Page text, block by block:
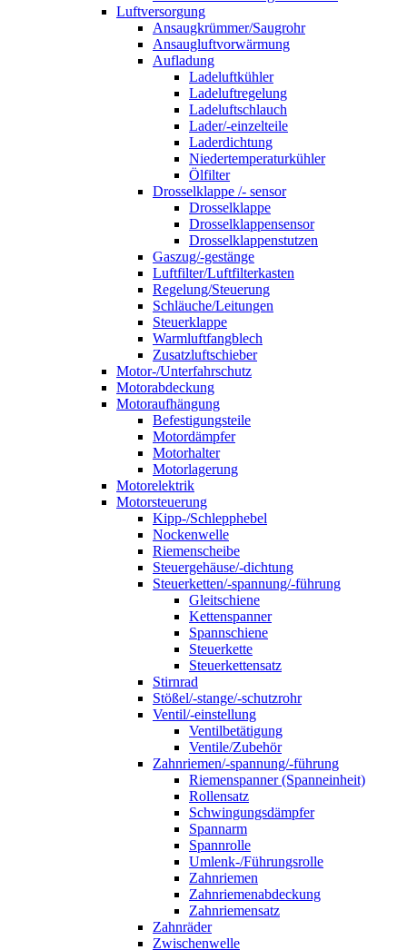
Luftversorgung
Ansaugkrümmer/Saugrohr
Ansaugluftvorwärmung
Aufladung
Ladeluftkühler
Ladeluftregelung
Ladeluftschlauch
Lader/-einzelteile
Laderdichtung
Niedertemperaturkühler
Ölfilter
Drosselklappe /- sensor
Drosselklappe
Drosselklappensensor
Drosselklappenstutzen
Gaszug/-gestänge
Luftfilter/Luftfilterkasten
Regelung/Steuerung
Schläuche/Leitungen
Steuerklappe
Warmluftfangblech
Zusatzluftschieber
Motor-/Unterfahrschutz
Motorabdeckung
Motoraufhängung
Befestigungsteile
Motordämpfer
Motorhalter
Motorlagerung
Motorelektrik
Motorsteuerung
Kipp-/Schlepphebel
Nockenwelle
Riemenscheibe
Steuergehäuse/-dichtung
Steuerketten/-spannung/-führung
Gleitschiene
Kettenspanner
Spannschiene
Steuerkette
Steuerkettensatz
Stirnrad
Stößel/-stange/-schutzrohr
Ventil/-einstellung
Ventilbetätigung
Ventile/Zubehör
Zahnriemen/-spannung/-führung
Riemenspanner (Spanneinheit)
Rollensatz
Schwingungsdämpfer
Spannarm
Spannrolle
Umlenk-/Führungsrolle
Zahnriemen
Zahnriemenabdeckung
Zahnriemensatz
Zahnräder
Zwischenwelle